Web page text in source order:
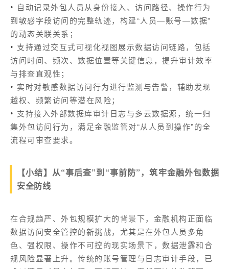
• 自动记录外包人员从身份接入、访问路径、操作行为
到敏感字段访问的完整轨迹，构建“人员—账号—数据”
的动态关联关系；
• 支持通过交互式可视化视图展示数据访问链路，包括
访问时间、频次、数据位置等关键信息，提升审计效率
与排查直观性；
• 实时对敏感数据访问行为进行监测与告警，辅助发现
越权、频繁访问等潜在风险；
• 支持接入外部数据库审计日志与多云数据源，统一归
集外包访问行为，满足金融监管对“从人员到操作”的全
流程可审查要求。
【小结】从“事后查”到“事前防”，筑牢金融外包数据
安全防线
在合规趋严、外包规模扩大的背景下，金融机构正面临
数据访问安全管控的新挑战，尤其是在外包人员多角
色、强权限、操作不可控的现实场景下，数据泄露和合
规风险显著上升。传统的账号管理与日志审计手段，已